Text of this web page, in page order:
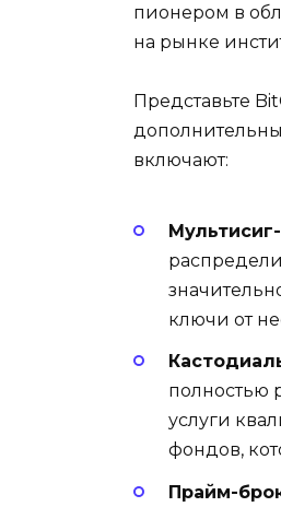
пионером в
на рынке
Представьте
включают:
ключи от
полностью
услуги
фондов,
Прайм-